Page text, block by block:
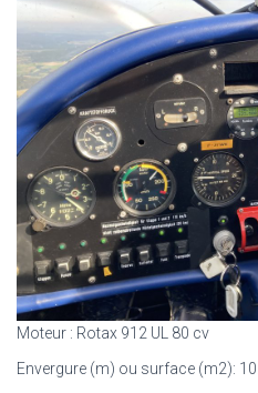
Moteur : Rotax 912 UL 80 cv
Envergure (m) ou surface (m2):